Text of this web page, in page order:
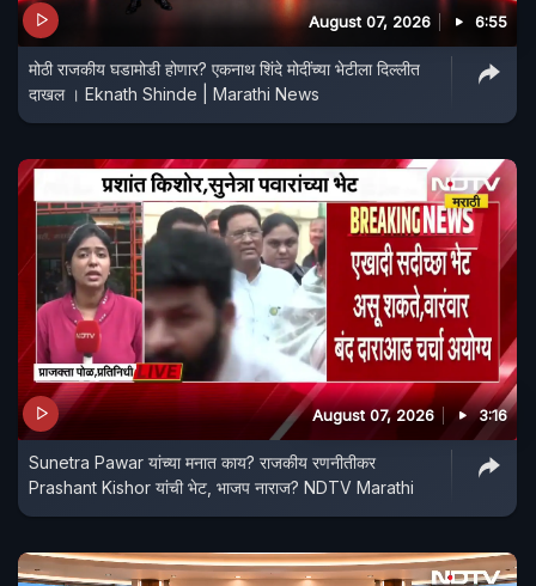
August 07, 2026 6:55
मोठी राजकीय घडामोडी होणार? एकनाथ शिंदे मोदींच्या भेटीला दिल्लीत
दाखल । Eknath Shinde | Marathi News
August 07, 2026 3:16
Sunetra Pawar यांच्या मनात काय? राजकीय रणनीतीकर
Prashant Kishor यांची भेट, भाजप नाराज? NDTV Marathi